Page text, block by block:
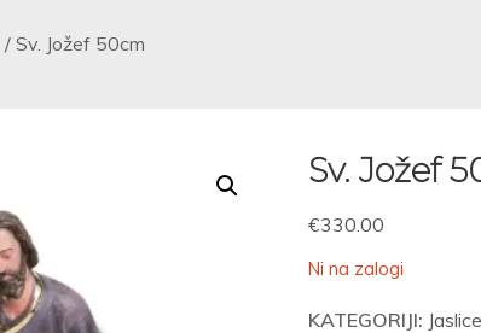
/ Sv. Jožef 50cm
Sv. Jožef
€330.00
Ni na zalogi
KATEGORIJI: Jaslice